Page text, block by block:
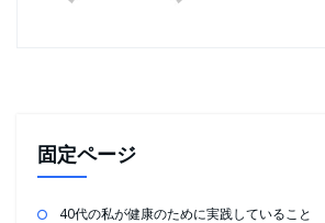
固定ページ
40代の私が健康のために実践していること